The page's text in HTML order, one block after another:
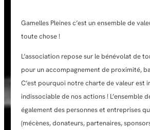
Gamelles Pleines c’est un ensemble de
toute chose !
L’association repose sur le bénévolat de
pour un accompagnement de proximité,
C’est pourquoi notre charte de valeur est
indissociable de nos actions ! L’ensemble
également des personnes et entreprises
(mécènes, donateurs, partenaires,